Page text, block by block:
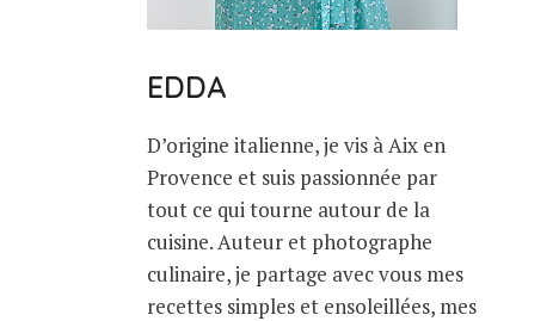
EDDA
D’origine italienne, je vis à Aix en
Provence et suis passionnée par
tout ce qui tourne autour de la
cuisine. Auteur et photographe
culinaire, je partage avec vous mes
recettes simples et ensoleillées, mes